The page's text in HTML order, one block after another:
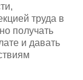
труда в
получать
и давать